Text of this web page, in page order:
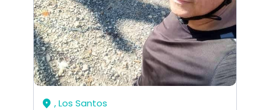
, Los Santos